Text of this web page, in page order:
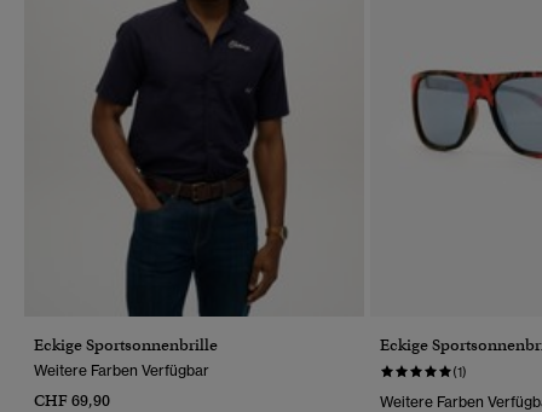
Eckige Sportsonnenbrille
Weitere Farben Verfügbar
CHF 69,90
Eckige
(1)
Weitere Farben